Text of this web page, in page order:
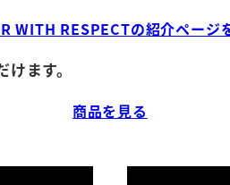
WITH RESPECTの紹介ページ
ます。
商品を見る